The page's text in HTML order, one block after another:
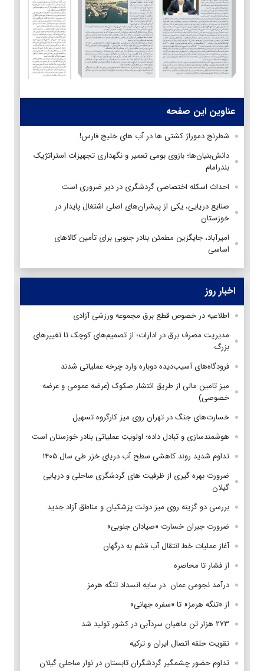
عناوین این صفحه
شطرنج دموراژ کشتی ها در آب های خلیج فارس!
دانش‌بنیان‌ها؛ بازوی بومی تعمیر و نگهداری تجهیزات استراتژیک
بندرامام
احداث اسکله اختصاصی گردشگری در دیر ضروری است
صنایع دریایی، یکی از پیشران‌های اصلی اشتغال پایدار در
خوزستان
امیرآباد، جایگزین مطمئن بنادر جنوبی برای تأمین کالاهای
اساسی
اخبار روز
اطلاعیه در خصوص قطع برق مجموعه ورزشی آزادی
مدیریت مصرف برق در ادارات؛ از تصمیم‌های کوچک تا تغییرهای
بزرگ
فرودگاه‌های آسیب‌دیده دوباره وارد چرخه عملیاتی شدند
میز تامین مالی از طریق انتشار صکوک (عرضه عمومی و عرضه
خصوصی)
خسارت‌های جنگ در تهران روی میز کارگروه تسهیل
هوشمندسازی و تبادل داده؛ اولویتِ عملیاتی بنادر خوزستان است
تداوم شدید روند کاهشی سطح آب دریای خزر طی سال ۱۴۰۵
ضرورت بهره گیری از ظرفیت های گردشگری ساحلی و دریایی
گیلان
بررسی دو گزینه روی میز دولت پزشکیان و مناطق آزاد جدید
ضرورت جبران خسارت «صیادان جنوبی»
آغاز عملیات خط انتقال آب قشم به درگهان
از فشار تا محاصره
درآمد نجومی عمان در سایه انسداد تنگه هرمز
از «تنگه هرمز» تا «سفره جهانی»
۲۷۳ هزار تن ماهیان سردآبی در کشور تولید شد
تقویت حلقه اتصال ایران و ترکیه
تداوم حضور چشمگیر گردشگران تابستان در نوار ساحلی گیلان